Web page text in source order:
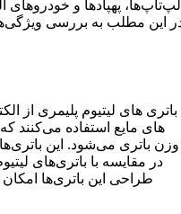
لپ‌تاپ‌ها، پهپادها و خودروهای
این مطلب به بررسی
باتری‌ های لیتیوم پلیمری از
های مایع استفاده می‌کنند
وزن باتری می‌شود. این
در مقایسه با باتری‌های
طراحی این باتری‌ها امکان